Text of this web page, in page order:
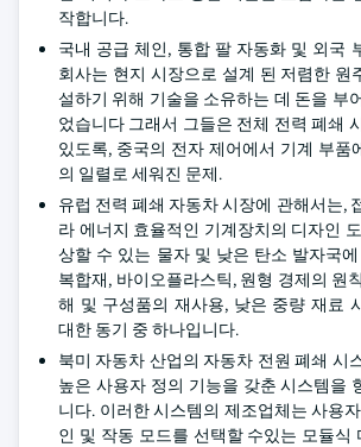
작합니다.
국내 공급 체인, 통합 팔 자동화 및 외국
회사는 현지 시장으로 설계 된 저렴한 원
설하기 위해 기술을 소유하는 데 돈을 부
었습니다 그래서 그들은 전체 전력 폐쇄
있도록, 중국의 전자 제어에서 기계 부품
의 일렬로 세워진 문제.
유럽 전력 폐쇄 자동차 시장에 관해서는,
라 에너지 효율적인 기계장치의 디자인
상할 수 있는 물자 및 낮은 탄소 발자국
복합재, 바이오플라스틱, 원형 경제의 원
해 및 구성품의 재사용, 낮은 중량 재료
대한 동기 중 하나입니다.
북미 자동차 산업의 자동차 전원 폐쇄 시
높은 사용자 정의 기능을 갖춘 시스템을
니다. 이러한 시스템의 제조업체는 사용
인 및 작동 모드를 선택할 수있는 모듈식